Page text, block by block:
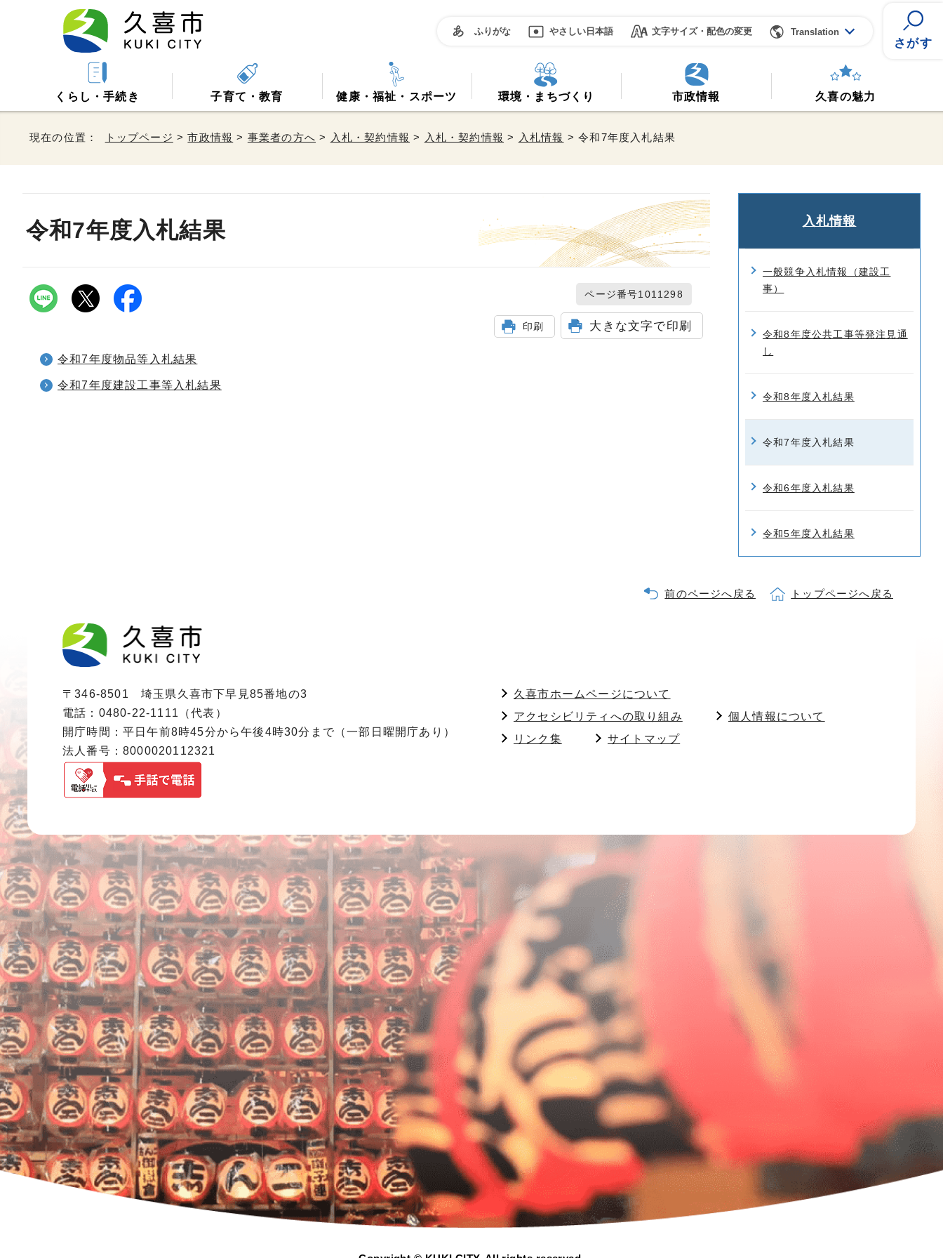
ふりがな やさしい日本語 文字サイズ・配色の変更 Translation
さがす
くらし・手続き 子育て・教育 健康・福祉・スポーツ 環境・まちづくり 市政情報 久喜の魅力
現在の位置： トップページ >市政情報 > 事業者の方へ > 入札・契約情報 > 入札・契約情報 > 入札情報 > 令和7年度入札結果
令和7年度入札結果
ページ番号1011298
印刷 大きな文字で印刷
令和7年度物品等入札結果
令和7年度建設工事等入札結果
入札情報
一般競争入札情報（建設工
事）
令和8年度公共工事等発注見通
し
令和8年度入札結果
令和7年度入札結果
令和6年度入札結果
令和5年度入札結果
前のページへ戻る トップページへ戻る
〒346-8501 埼玉県久喜市下早見85番地の3
電話：0480-22-1111（代表）
開庁時間：平日午前8時45分から午後4時30分まで（一部日曜開庁あり）
法人番号：8000020112321
久喜市ホームページについて
アクセシビリティへの取り組み
個人情報について
リンク集
サイトマップ